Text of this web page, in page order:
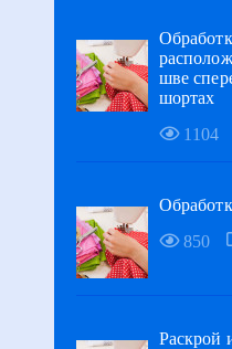
шве
шортах
1104
850
Раскрой